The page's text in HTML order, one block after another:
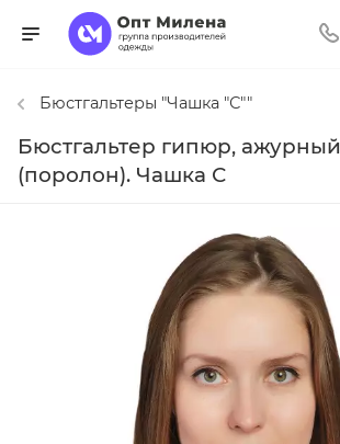
Бюстгальтеры "Чашка "С""
Бюстгальтер гипюр, ажурный
(поролон). Чашка С